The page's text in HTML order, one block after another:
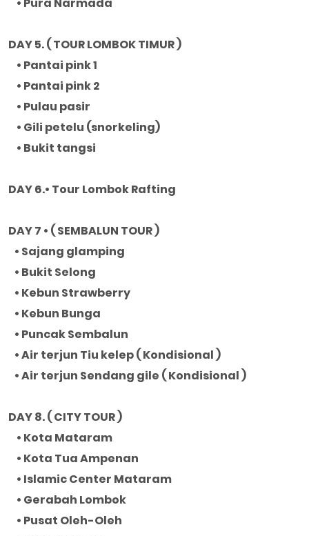
• Pura Narmada
DAY 5. ( TOUR LOMBOK TIMUR )
• Pantai pink 1
• Pantai pink 2
• Pulau pasir
• Gili petelu (snorkeling)
• Bukit tangsi
DAY 6.• Tour Lombok Rafting
DAY 7 • ( SEMBALUN TOUR )
• Sajang glamping
• Bukit Selong
• Kebun Strawberry
• Kebun Bunga
• Puncak Sembalun
• Air terjun Tiu kelep ( Kondisional )
• Air terjun Sendang gile ( Kondisional )
DAY 8. ( CITY TOUR )
• Kota Mataram
• Kota Tua Ampenan
• Islamic Center Mataram
• Gerabah Lombok
• Pusat Oleh-Oleh